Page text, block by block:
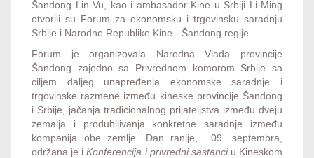
Šandong Lin Vu, kao i ambasador Kine u Srbiji Li Ming
otvorili su Forum za ekonomsku i trgovinsku saradnju
Srbije i Narodne Republike Kine - Šandong regije.
Forum je organizovala Narodna Vlada provincije
Šandong zajedno sa Privrednom komorom Srbije sa
ciljem daljeg unapređenja ekonomske saradnje i
trgovinske razmene između kineske provincije Šandong
i Srbije, jačanja tradicionalnog prijateljstva između dveju
zemalja i produbljivanja konkretne saradnje između
kompanija obe zemlje. Dan ranije, 09. septembra,
održana je iKonferencija i privredni sastanciu Kineskom